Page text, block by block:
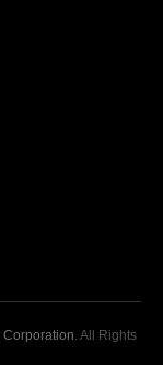
. All Rights